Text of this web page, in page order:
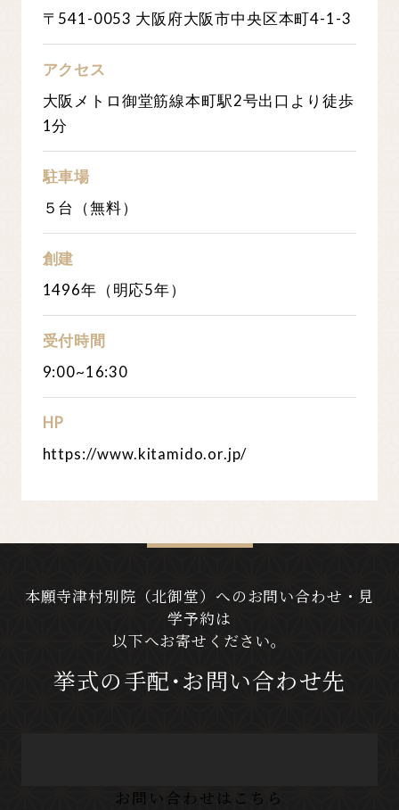
〒541-0053 大阪府大阪市中央区本町4-1-3
アクセス
大阪メトロ御堂筋線本町駅2号出口より徒歩
1分
駐車場
５台（無料）
創建
1496年（明応5年）
受付時間
9:00~16:30
HP
https://www.kitamido.or.jp/
本願寺津村別院（北御堂）へのお問い合わせ・見
学予約は
以下へお寄せください。
挙式の手配･お問い合わせ先
お問い合わせはこちら